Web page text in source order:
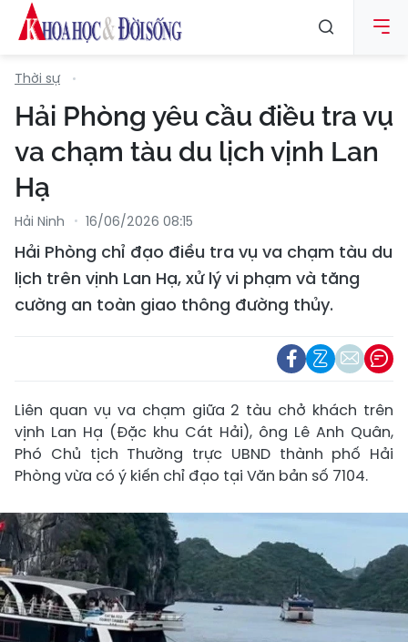
Thời sự
Hải Phòng yêu cầu điều tra vụ
va chạm tàu du lịch vịnh Lan
Hạ
Hải Ninh 16/06/2026 08:15
Hải Phòng chỉ đạo điều tra vụ va chạm tàu du
lịch trên vịnh Lan Hạ, xử lý vi phạm và tăng
cường an toàn giao thông đường thủy.
Liên quan vụ va chạm giữa 2 tàu chở khách trên
vịnh Lan Hạ (Đặc khu Cát Hải), ông Lê Anh Quân,
Phó Chủ tịch Thường trực UBND thành phố Hải
Phòng vừa có ý kiến chỉ đạo tại Văn bản số 7104.